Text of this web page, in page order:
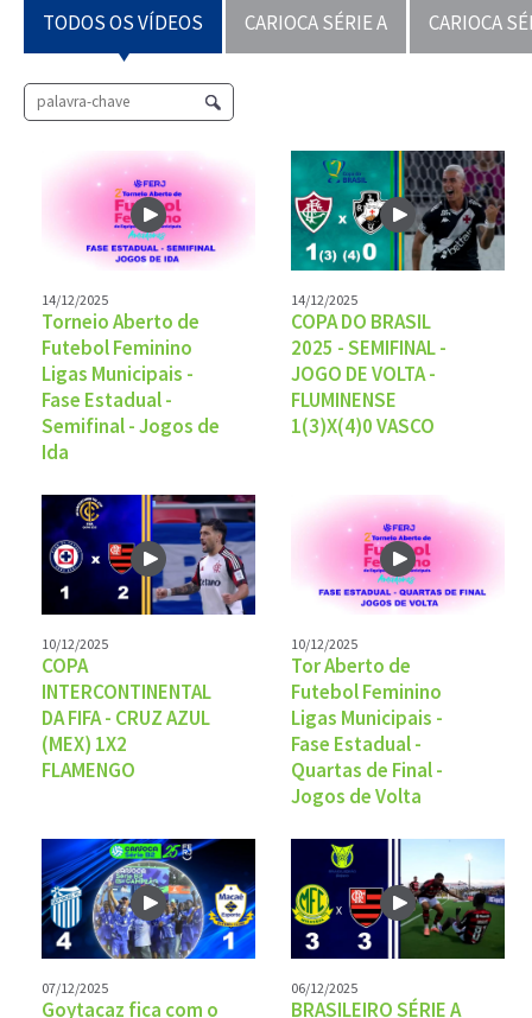
TODOS OS VÍDEOS CARIOCA SÉRIE A CARIOCA
14/12/2025
Torneio Aberto de
Futebol Feminino
Ligas Municipais -
Fase Estadual -
Semifinal - Jogos de
Ida
14/12/2025
COPA DO BRASIL
2025 - SEMIFINAL -
JOGO DE VOLTA -
FLUMINENSE
1(3)X(4)0 VASCO
10/12/2025
COPA
INTERCONTINENTAL
DA FIFA - CRUZ AZUL
(MEX) 1X2
FLAMENGO
10/12/2025
Tor Aberto de
Futebol Feminino
Ligas Municipais -
Fase Estadual -
Quartas de Final -
Jogos de Volta
07/12/2025
Goytacaz fica com o
06/12/2025
BRASILEIRO SÉRIE A